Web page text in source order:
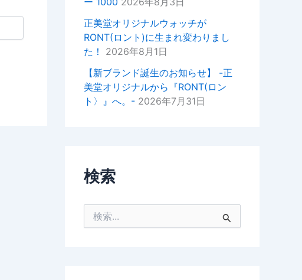
いただきたいので宜しければお声
掛けいただけると幸いでございま
す。
今後ともどうぞよろしくお願いい
たします。
正美堂時計店スタッフ
正美堂オリジナルウォッチが
RONT(ロント)に生まれ変わりまし
た！
2026年8月1日
【新ブランド誕生のお知らせ】 -正
美堂オリジナルから『RONT(ロン
ト〉』へ。- 2026年7月31日
検索